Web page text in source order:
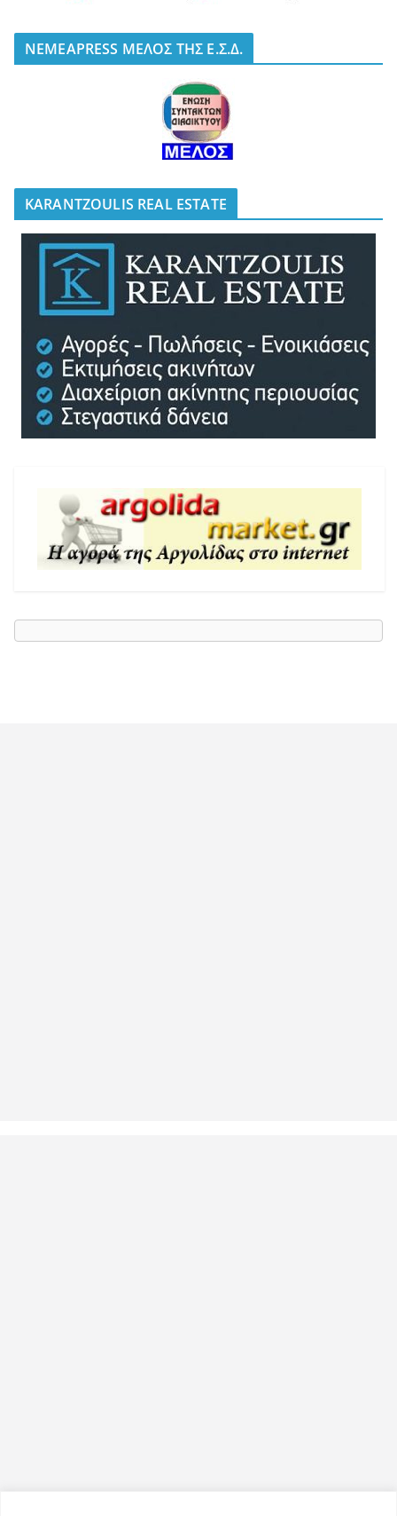
NEMEAPRESS ΜΕΛΟΣ ΤΗΣ Ε.Σ.Δ.
KARANTZOULIS REAL ESTATE